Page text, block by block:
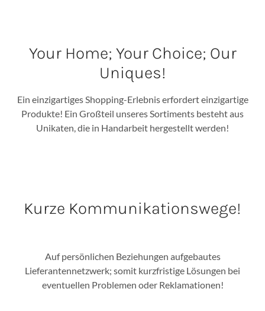
Your Home; Your Choice; Our
Uniques!
Ein einzigartiges Shopping-Erlebnis erfordert einzigartige
Produkte! Ein Großteil unseres Sortiments besteht aus
Unikaten, die in Handarbeit hergestellt werden!
Kurze Kommunikationswege!
Auf persönlichen Beziehungen aufgebautes
Lieferantennetzwerk; somit kurzfristige Lösungen bei
eventuellen Problemen oder Reklamationen!